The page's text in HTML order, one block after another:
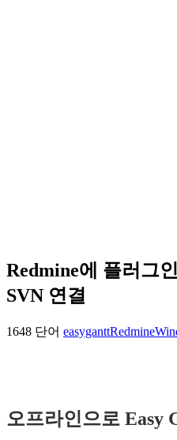
Redmine에 플러그
SVN 연결
1648 단어 easyganttRedmine
오프라인으로 Easy